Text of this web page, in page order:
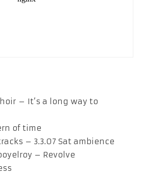
– It’s a long way to
of time
– 3.3.07 Sat ambience
– Revolve